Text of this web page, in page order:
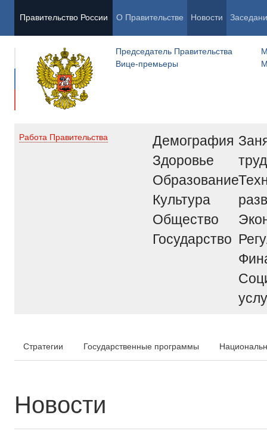
Правительство России О Правительстве Новости
Председатель Правительства
Вице-премьеры
Работа Правительства
Демография
Здоровье
Образование
Культура
Общество
Государство
труд
Стратегии Государственные программы
Новости